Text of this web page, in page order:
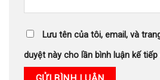
Lưu tên của tôi, email, và
duyệt này cho lần bình luận kế